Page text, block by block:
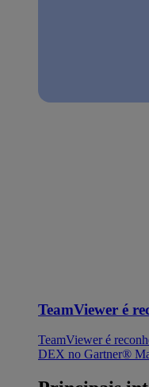
TeamViewer é
TeamViewer é
DEX no Gartner®